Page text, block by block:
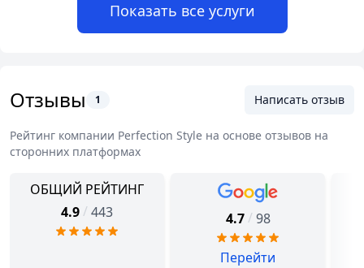
Показать все услуги
Отзывы 1 Написать отзыв
Рейтинг компании Perfection Style на основе отзывов на
сторонних платформах
ОБЩИЙ РЕЙТИНГ
4.9 / 443 4.7 / 98
Перейти